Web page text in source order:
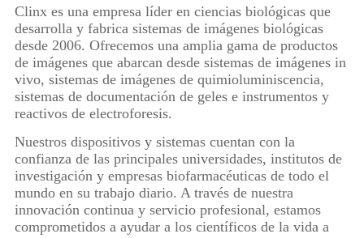
Clinx es una empresa líder en ciencias biológicas que
desarrolla y fabrica sistemas de imágenes biológicas
desde 2006. Ofrecemos una amplia gama de productos
de imágenes que abarcan desde sistemas de imágenes in
vivo, sistemas de imágenes de quimioluminiscencia,
sistemas de documentación de geles e instrumentos y
reactivos de electroforesis.
Nuestros dispositivos y sistemas cuentan con la
confianza de las principales universidades, institutos de
investigación y empresas biofarmacéuticas de todo el
mundo en su trabajo diario. A través de nuestra
innovación continua y servicio profesional, estamos
comprometidos a ayudar a los científicos de la vida a